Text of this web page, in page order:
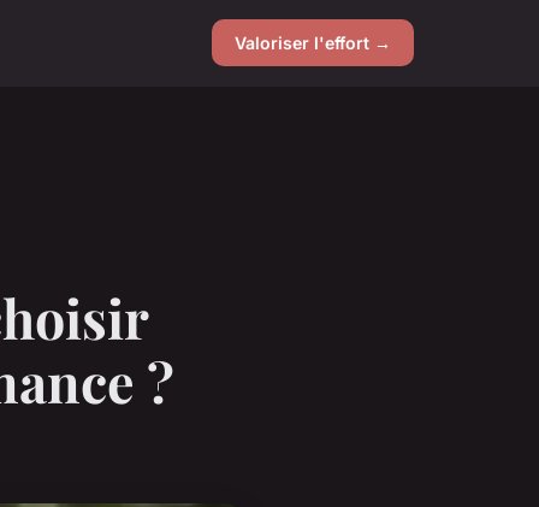
Valoriser l'effort →
?